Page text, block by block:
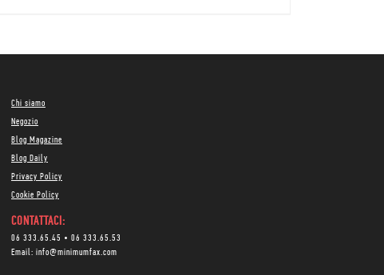
Chi siamo
Negozio
Blog Magazine
Blog Daily
Privacy Policy
Cookie Policy
CONTATTACI:
06 333.65.45 • 06 333.65.53
Email: info@minimumfax.com